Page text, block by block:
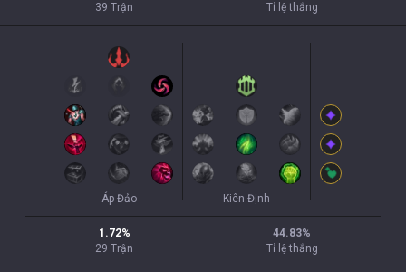
39 Trận
Tỉ lệ thắng
Áp Đảo Kiên Định
1.72%
29 Trận
44.83%
Tỉ lệ thắng